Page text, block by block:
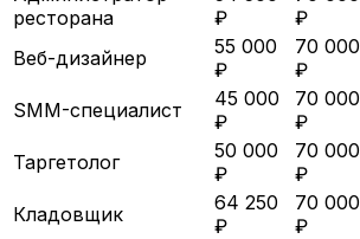
ресторана
₽
₽
Веб-дизайнер
55 000
₽
70 000
₽
SMM-специалист
45 000
₽
70 000
₽
Таргетолог
50 000
₽
70 000
₽
Кладовщик
64 250
₽
70 000
₽